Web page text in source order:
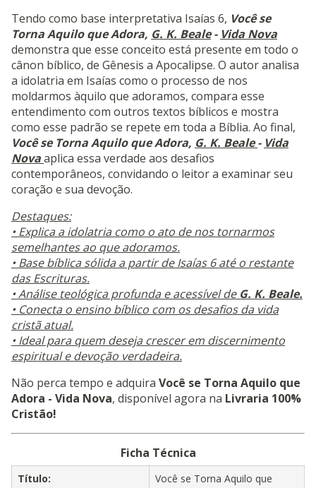
Tendo como base interpretativa Isaías 6, Você se
Torna Aquilo que Adora, G. K. Beale- Vida Nova
demonstra que esse conceito está presente em todo o
cânon bíblico, de Gênesis a Apocalipse. O autor analisa
a idolatria em Isaías como o processo de nos
moldarmos àquilo que adoramos, compara esse
entendimento com outros textos bíblicos e mostra
como esse padrão se repete em toda a Bíblia. Ao final,
Você se Torna Aquilo que Adora, G. K. Beale- Vida
Novaaplica essa verdade aos desafios
contemporâneos, convidando o leitor a examinar seu
coração e sua devoção.
Destaques:
• Explica a idolatria como o ato de nos tornarmos
semelhantes ao que adoramos.
• Base bíblica sólida a partir de Isaías 6 até o restante
das Escrituras.
• Análise teológica profunda e acessível de G. K. Beale.
• Conecta o ensino bíblico com os desafios da vida
cristã atual.
• Ideal para quem deseja crescer em discernimento
espiritual e devoção verdadeira.
Não perca tempo e adquira Você se Torna Aquilo que
Adora - Vida Nova, disponível agora na Livraria 100%
Cristão!
Ficha Técnica
Título:
Você se Torna Aquilo que